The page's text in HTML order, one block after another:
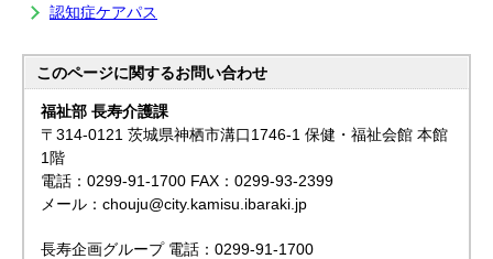
認知症ケアパス
このページに関するお問い合わせ
福祉部 長寿介護課
〒314-0121 茨城県神栖市溝口1746-1 保健・福祉会館 本館
1階
電話：0299-91-1700 FAX：0299-93-2399
メール：chouju@city.kamisu.ibaraki.jp
長寿企画グループ 電話：0299-91-1700